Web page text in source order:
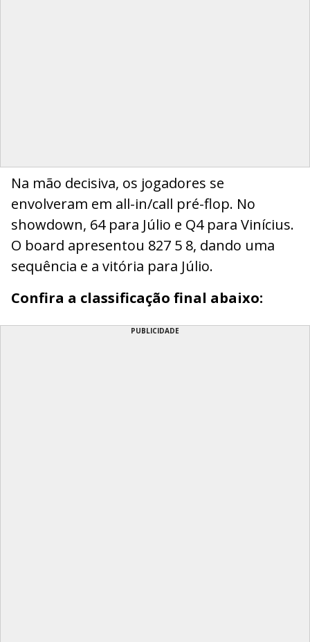
Na mão decisiva, os jogadores se
envolveram em all-in/call pré-flop. No
showdown, 64 para Júlio e Q4 para Vinícius.
O board apresentou 827 5 8, dando uma
sequência e a vitória para Júlio.
Confira a classificação final abaixo:
PUBLICIDADE